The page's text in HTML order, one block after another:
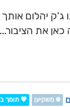
את הציבור...
❄️ משקיען 💖 תומך